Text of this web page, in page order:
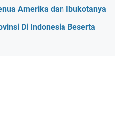
Amerika dan Ibukotanya
Di Indonesia Beserta